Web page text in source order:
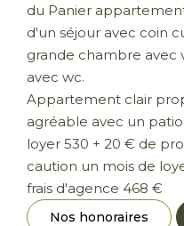
du Panier
d'un séjour avec coin
grande chambre avec
avec wc.
Appartement clair
agréable avec un
loyer 530 + 20 € de
caution un mois de
frais d'agence 468 €
Nos honoraires